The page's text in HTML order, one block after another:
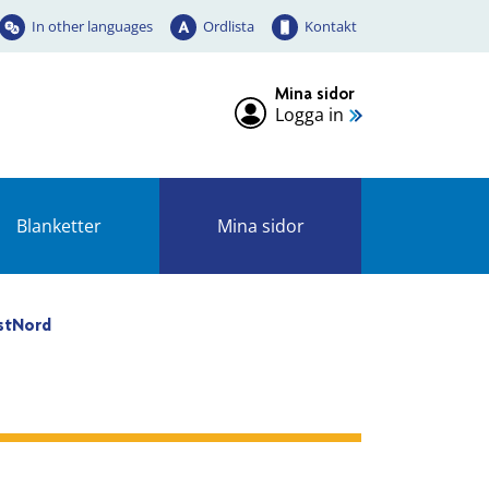
In other languages Ordlista Kontakt
Mina sidor
Logga in
Blanketter Mina sidor